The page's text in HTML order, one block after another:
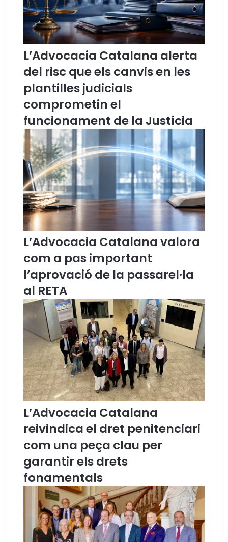
a
r
t
e
l
s
j
a
s
’
h
n
c
r
t
P
r
o
a
a
d
e
o
e
n
t
d
e
l
c
a
t
l
à
l
j
u
t
í
L’Advocacia Catalana alerta
del risc que els canvis en les
plantilles judicials
comprometin el
funcionament de la Justícia
L’Advocacia Catalana valora
com a pas important
l’aprovació de la passarel·la
al RETA
L’Advocacia Catalana
reivindica el dret penitenciari
com una peça clau per
garantir els drets
fonamentals